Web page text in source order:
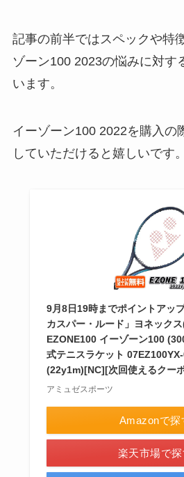
記事の前半ではスペックや特
ゾーン100 2023の悩みに対す
います。
イーゾーン100 2022を購入の
していただけると嬉しいです。
9月8日19時までポイントアッ
カスパー・ルード」ヨネック
EZONE100 イーゾーン100
式テニスラケット
(22y1m)[NC][次回使えるクー
アミュゼスポーツ
Amazonで探
楽天市場で探